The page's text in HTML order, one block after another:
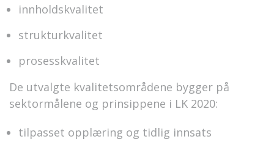
innholdskvalitet
strukturkvalitet
prosesskvalitet
De utvalgte kvalitetsområdene bygger på
sektormålene og prinsippene i LK 2020:
tilpasset opplæring og tidlig innsats